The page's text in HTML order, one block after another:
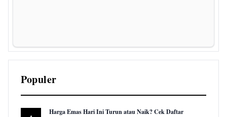
Populer
Harga Emas Hari Ini Turun atau Naik? Cek Daftar